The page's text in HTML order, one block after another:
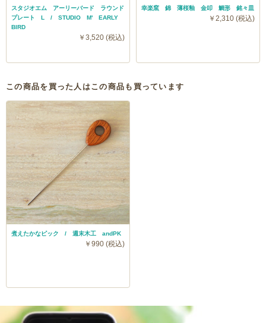
スタジオエム アーリーバード ラウンド
プレート L / STUDIO M' EARLY
BIRD
￥3,520 (税込)
幸楽窯 錦 薄桜釉 金叩 鯛形 銘々皿
￥2,310 (税込)
この商品を買った人はこの商品も買っています
煮えたかなピック / 週末木工 andPK
￥990 (税込)